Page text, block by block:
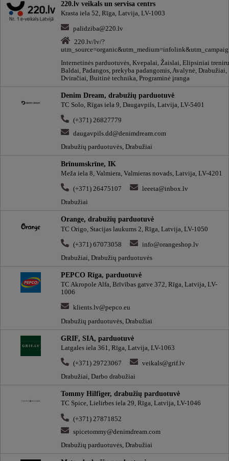
220.lv veikals un servisa centrs
Krasta iela 52, Rīga, Latvija, LV-1003
palidziba@220.lv
220.lv/lv/?
Internetinės parduotuvės, Kvepalai, Žaislai, Elipsiniai
Baldai, Padangos, prekyba padangomis, Avalynė, Drabužiai,
Dviračiai, Buitinė technika, Programinė įranga
Denim Dream, drabužių parduotuvė
TC Solo, Rīgas iela 9, Daugavpils, Latvija, LV-5401
(+371) 26827779
daugavpils.dd@denimdream.com
Drabužių parduotuvės, Drabužiai
Brīnumskrīne, IK
Meža iela 8, Valmiera, Valmieras novads, Latvija, LV-4201
(+371) 26475107
leeeta@inbox.lv
Drabužiai
Orange, drabužių parduotuvė
TC Origo, Stacijas laukums 2, Rīga, Latvija, LV-1050
(+371) 67073058
info@orangeshop.lv
Drabužiai, Drabužių parduotuvės
PEPCO Rīga, parduotuvė
TC Akropole Alfa, Brīvības gatve 372, Rīga, Latvija, LV-
1006
klients.lv@pepco.eu
Drabužių parduotuvės, Drabužiai
GRIF, SIA, parduotuvė
Latgales iela 361, Rīga, Latvija, LV-1063
(+371) 29723067
veikals@grif.lv
Drabužiai, Darbo drabužiai
Tommy Hilfiger, drabužių parduotuvė
TC Spice, Lielirbes iela 29, Rīga, Latvija, LV-1046
(+371) 27871852
spicetommy@denimdream.com
Drabužių parduotuvės, Drabužiai